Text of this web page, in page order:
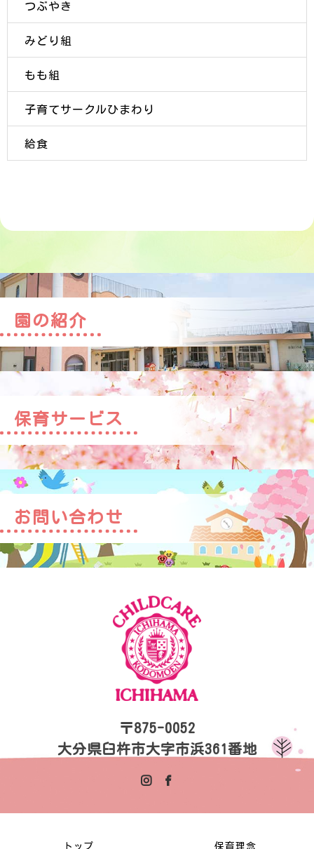
つぶやき
みどり組
もも組
子育てサークルひまわり
給食
園の紹介
保育サービス
お問い合わせ
〒875-0052
大分県臼杵市大字市浜361番地
トップ 保育理念